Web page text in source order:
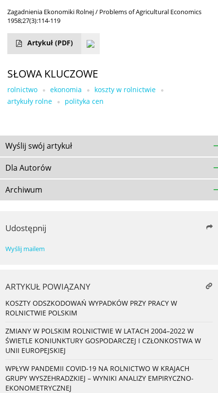
Zagadnienia Ekonomiki Rolnej / Problems of Agricultural Economics
1958;27(3):114-119
Artykuł (PDF)
SŁOWA KLUCZOWE
rolnictwo ekonomia
koszty w rolnictwie
artykuły rolne
polityka cen
Wyślij swój artykuł
Dla Autorów
Archiwum
Udostępnij
Wyślij mailem
ARTYKUŁ POWIĄZANY
KOSZTY ODSZKODOWAŃ WYPADKÓW PRZY PRACY W
ROLNICTWIE POLSKIM
ZMIANY W POLSKIM ROLNICTWIE W LATACH 2004–2022 W
ŚWIETLE KONIUNKTURY GOSPODARCZEJ I CZŁONKOSTWA W
UNII EUROPEJSKIEJ
WPŁYW PANDEMII COVID-19 NA ROLNICTWO W KRAJACH
GRUPY WYSZEHRADZKIEJ – WYNIKI ANALIZY EMPIRYCZNO-
EKONOMETRYCZNEJ